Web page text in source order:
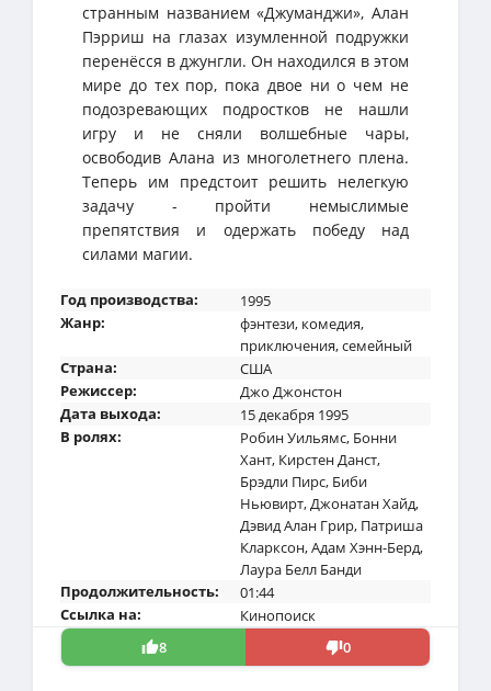
странным названием «Джуманджи», Алан
Пэрриш на глазах изумленной подружки
перенёсся в джунгли. Он находился в этом
мире до тех пор, пока двое ни о чем не
подозревающих подростков не нашли
игру и не сняли волшебные чары,
освободив Алана из многолетнего плена.
Теперь им предстоит решить нелегкую
задачу - пройти немыслимые
препятствия и одержать победу над
силами магии.
Год производства:
1995
Жанр:
фэнтези, комедия,
приключения,семейный
Страна:
США
Режиссер:
Джо Джонстон
Дата выхода:
15 декабря 1995
В ролях:
Робин Уильямс, Бонни
Хант, Кирстен Данст,
Брэдли Пирс, Биби
Ньювирт,Джонатан Хайд,
Дэвид Алан Грир, Патриша
Кларксон,Адам Хэнн-Берд,
Лаура Белл Банди
Продолжительность:
01:44
Ссылка на:
Кинопоиск
8
0